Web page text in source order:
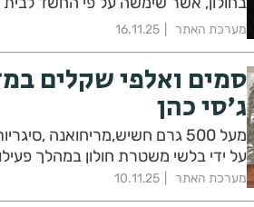
מערכת האתר 16.11.25
סמים ואלפי שקלים
ג'סי כהן
מעל 500 גרם חשיש,מריחואנה
על ידי בלשי משטרת חולון במהלך
מערכת האתר 10.11.25